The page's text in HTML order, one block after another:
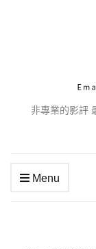
非專業的影評
Menu